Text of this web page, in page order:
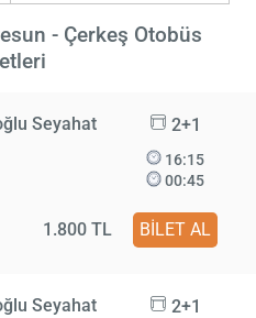
- Çerkeş Otobüs
Seyahat 2+1
16:15
00:45
1.800 TL BİLET AL
Seyahat 2+1